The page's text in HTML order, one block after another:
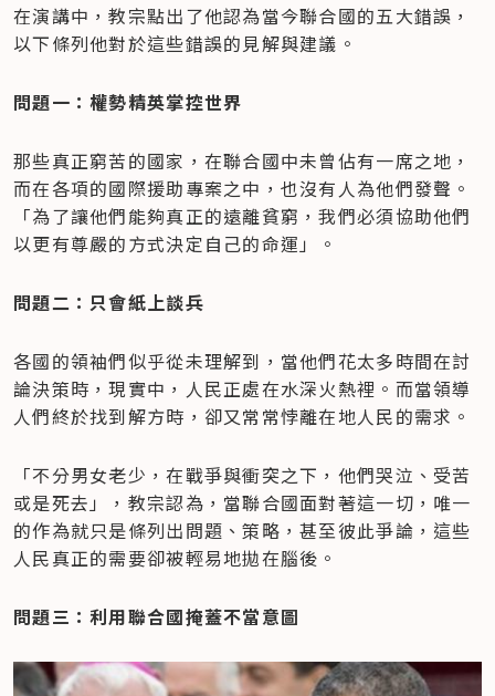
在演講中，教宗點出了他認為當今聯合國的五大錯誤，
以下條列他對於這些錯誤的見解與建議。
問題一：權勢精英掌控世界
那些真正窮苦的國家，在聯合國中未曾佔有一席之地，
而在各項的國際援助專案之中，也沒有人為他們發聲。
「為了讓他們能夠真正的遠離貧窮，我們必須協助他們
以更有尊嚴的方式決定自己的命運」。
問題二：只會紙上談兵
各國的領袖們似乎從未理解到，當他們花太多時間在討
論決策時，現實中，人民正處在水深火熱裡。而當領導
人們終於找到解方時，卻又常常悖離在地人民的需求。
「不分男女老少，在戰爭與衝突之下，他們哭泣、受苦
或是死去」，教宗認為，當聯合國面對著這一切，唯一
的作為就只是條列出問題、策略，甚至彼此爭論，這些
人民真正的需要卻被輕易地拋在腦後。
問題三：利用聯合國掩蓋不當意圖